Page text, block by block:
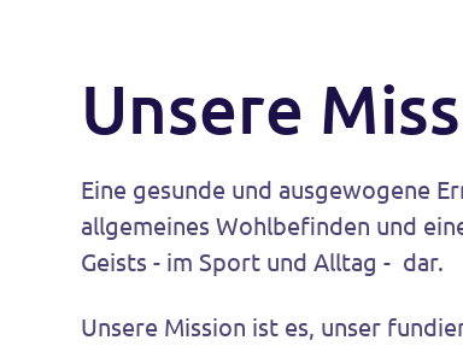
Unsere
Eine gesunde und ausgewogene
allgemeines Wohlbefinden und
Geists - im Sport und Alltag - dar.
Unsere Mission ist es, unser